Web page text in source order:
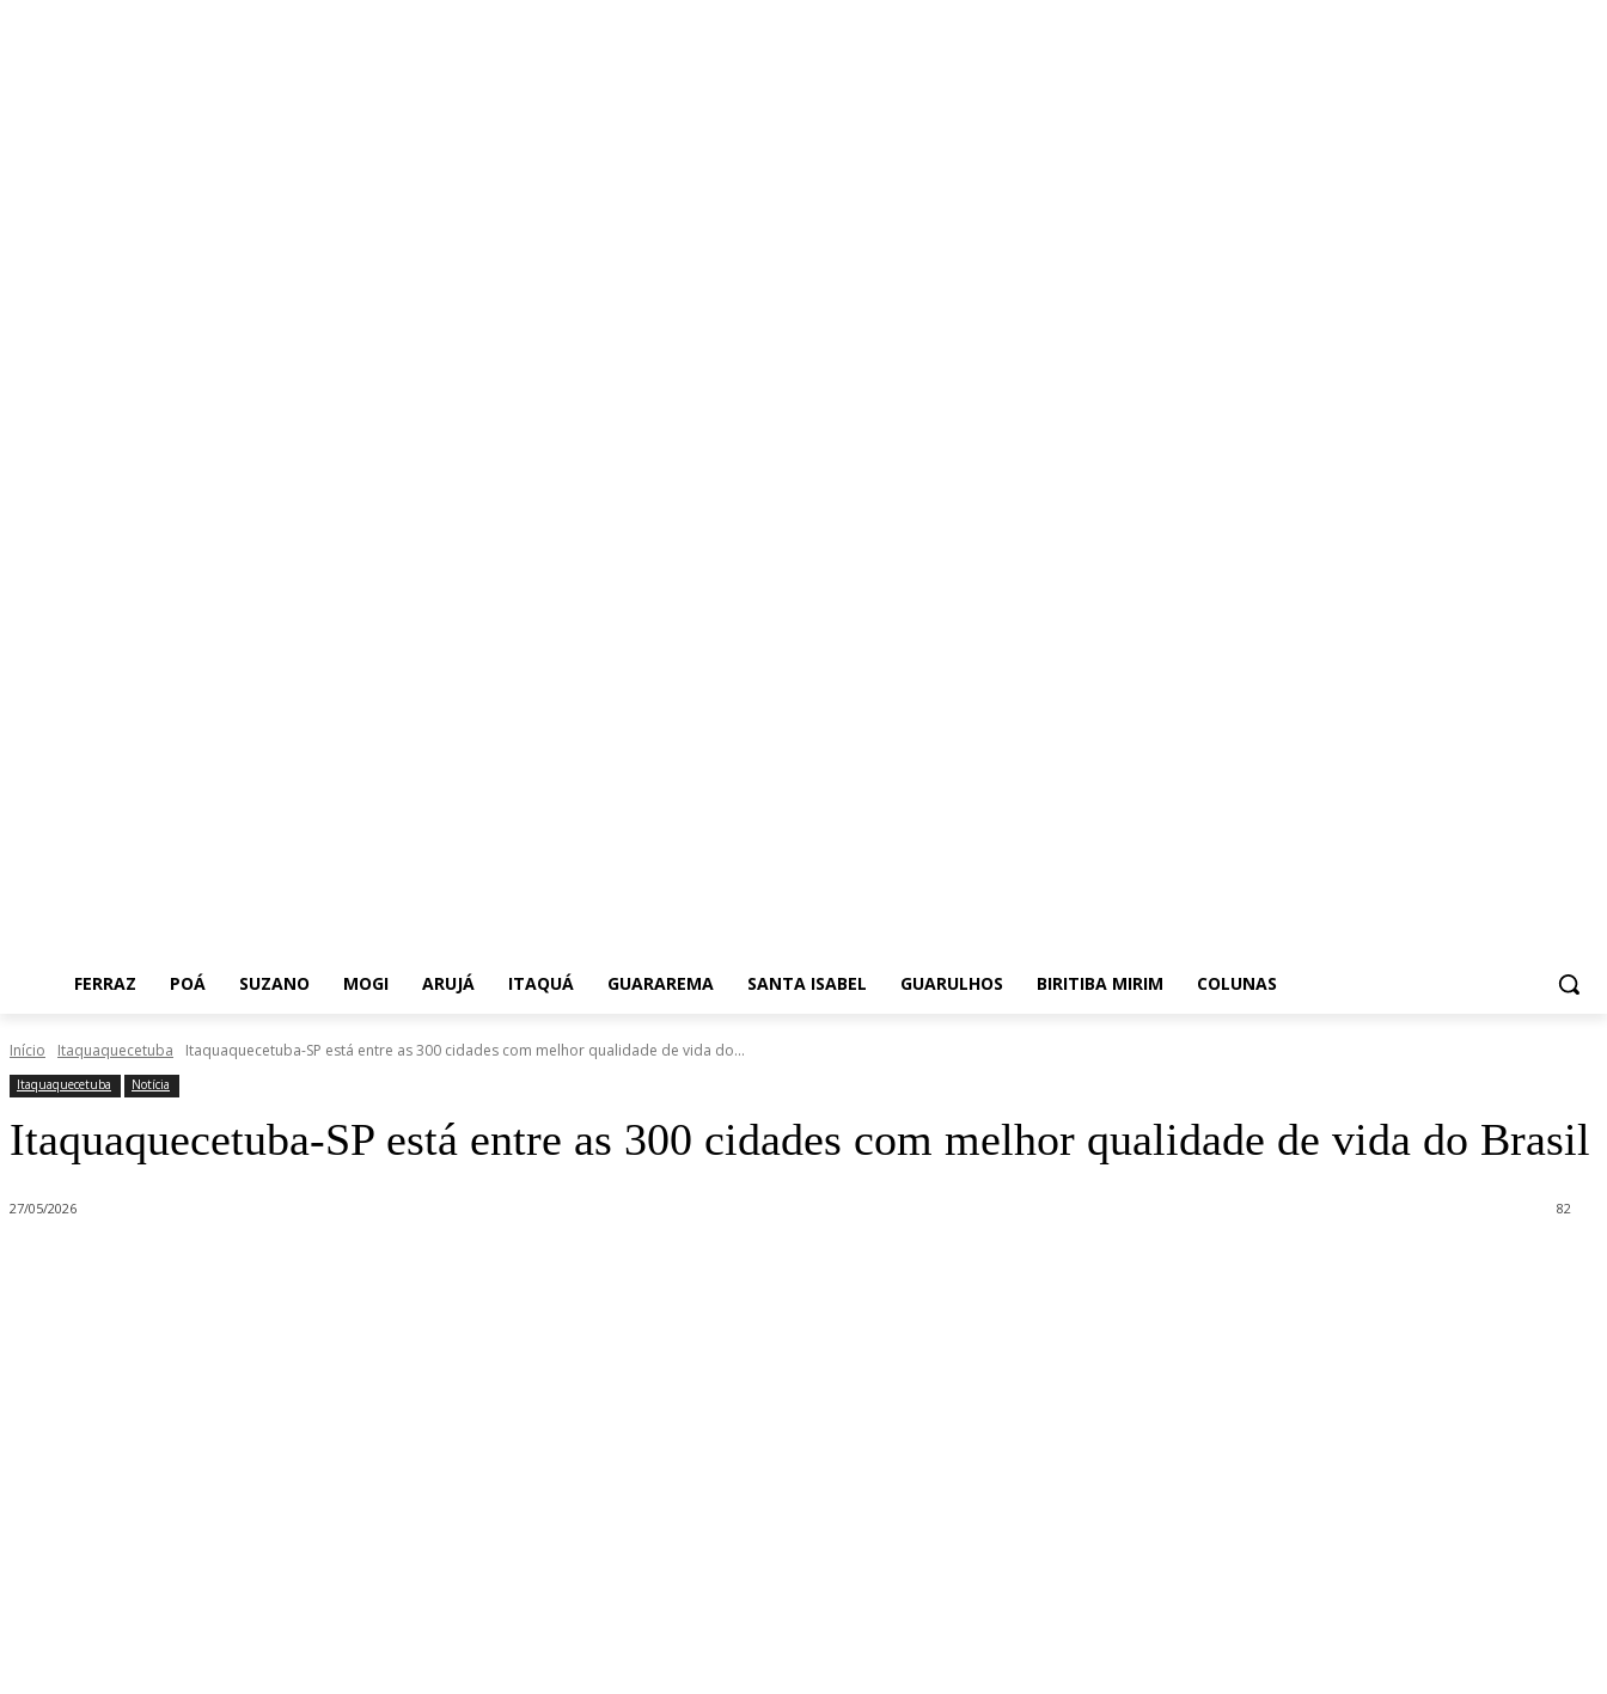
FERRAZ POÁ SUZANO MOGI ARUJÁ ITAQUÁ GUARAREMA SANTA ISABEL GUARULHOS BIRITIBA MIRIM COLUNAS
Início Itaquaquecetuba Itaquaquecetuba-SP está entre as 300 cidades com melhor qualidade de vida do...
Itaquaquecetuba Notícia
Itaquaquecetuba-SP está entre as 300 cidades com melhor qualidade de vida do Brasil
27/05/2026 82